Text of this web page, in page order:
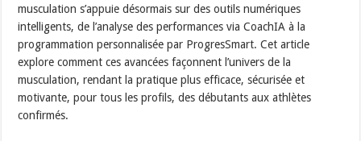
musculation s’appuie désormais sur des outils numériques
intelligents, de l’analyse des performances via CoachIA à la
programmation personnalisée par ProgresSmart. Cet article
explore comment ces avancées façonnent l’univers de la
musculation, rendant la pratique plus efficace, sécurisée et
motivante, pour tous les profils, des débutants aux athlètes
confirmés.